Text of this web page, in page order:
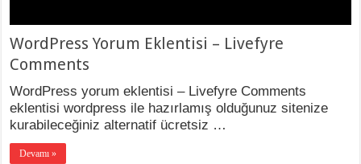
WordPress Yorum Eklentisi – Livefyre
Comments
WordPress yorum eklentisi – Livefyre Comments
eklentisi wordpress ile hazırlamış olduğunuz sitenize
kurabileceğiniz alternatif ücretsiz …
Devamı »